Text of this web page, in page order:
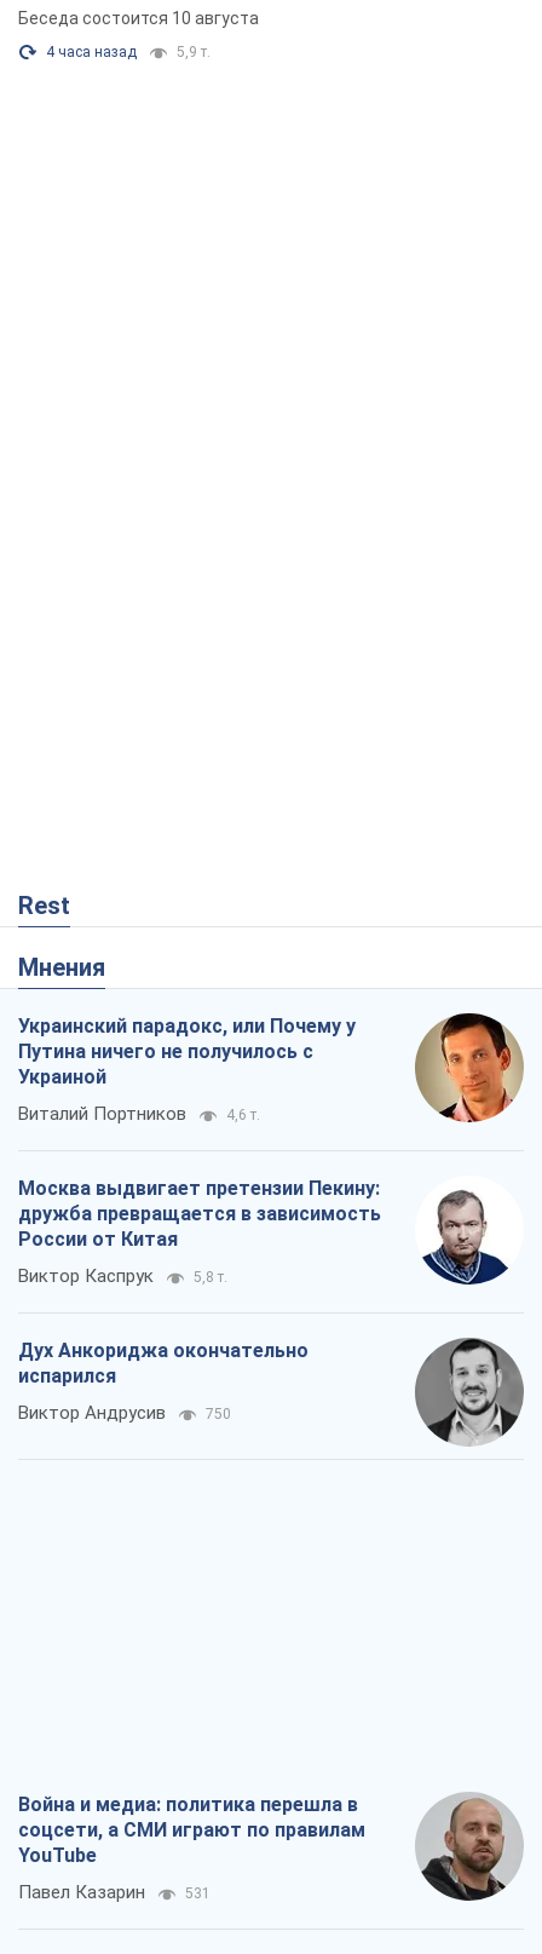
Беседа состоится 10 августа
4 часа назад 5,9 т.
Rest
Мнения
Украинский парадокс, или Почему у
Путина ничего не получилось с
Украиной
Виталий Портников 4,6 т.
Москва выдвигает претензии Пекину:
дружба превращается в зависимость
России от Китая
Виктор Каспрук 5,8 т.
Дух Анкориджа окончательно
испарился
Виктор Андрусив 750
Война и медиа: политика перешла в
соцсети, а СМИ играют по правилам
YouTube
Павел Казарин 531